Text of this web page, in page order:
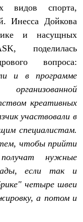
видов спорта,
Инесса Дойкова
и насущных
поделилась
вопроса:
и в программе
креативных
участвовали в
специалистам.
чтобы прийти
нужные
если так и
четыре швеи
а потом и